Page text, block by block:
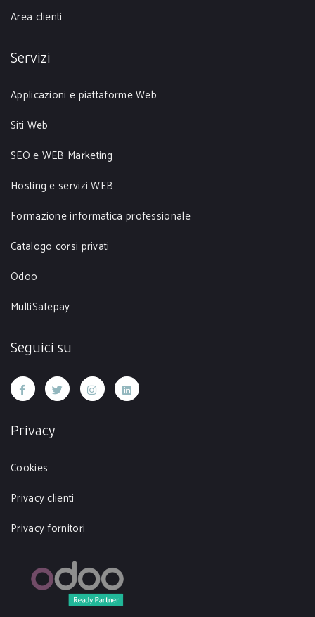
Area clienti
Servizi
Applicazioni e piattaforme Web
Siti Web
SEO e WEB Marketing
Hosting e servizi WEB
Formazione informatica professionale
Catalogo corsi privati
Odoo
MultiSafepay
Seguici su
Privacy
Cookies
Privacy clienti
Privacy fornitori